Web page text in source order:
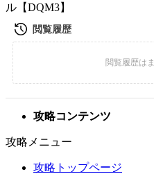
ル【DQM3】
攻略コンテンツ
攻略メニュー
攻略トップページ